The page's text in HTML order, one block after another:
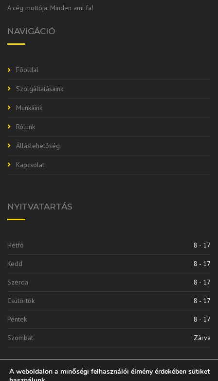
A cég mottója: Minden ami fa!
NAVIGÁCIÓ
Főoldal
Szolgáltatásaink
Munkáink
Rólunk
Álláslehetőség
Kapcsolat
NYITVATARTÁS
Hétfő 8 - 17
Kedd 8 - 17
Szerda 8 - 17
Csütörtök 8 - 17
Péntek 8 - 17
Szombat Zárva
A weboldalon a minőségi felhasználói élmény érdekében sütiket